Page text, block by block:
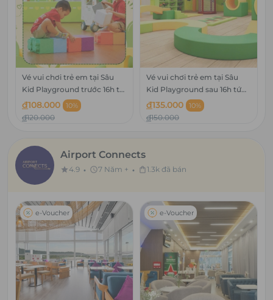
Vé vui chơi trẻ em tại Sâu
Kid Playground trước 16h từ
Thứ 2 - Thứ 6
đ108.000 10%
đ120.000
Vé vui chơi trẻ em tại Sâu
Kid Playground sau 16h tứ
Thứ 2 - Thứ 6
đ135.000 10%
đ150.000
Airport Connects
star4.9 • schedule7 Năm + • shopping_bag1.3k đã bán
e-Voucher e-Voucher